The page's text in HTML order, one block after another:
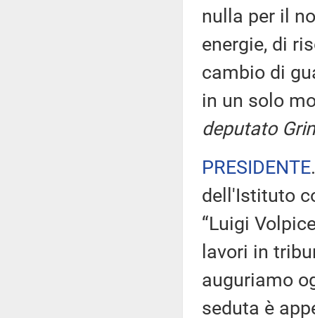
nulla per il
energie, di
cambio di
in un solo
deputato
PRESIDENTE
dell'Istituto
“Luigi
lavori in
auguriamo
seduta è